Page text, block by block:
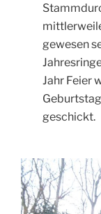
gewesen
Jahr Feier
geschickt.